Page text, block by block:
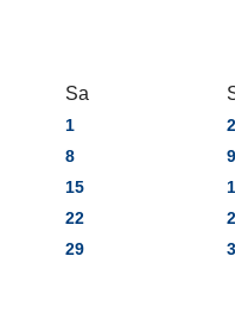
Sa
1
2
8
9
15
22
29